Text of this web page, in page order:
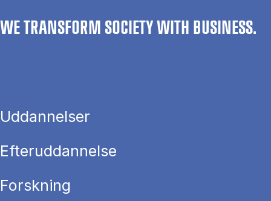
WE TRANSFORM SOCIETY WITH BUSINESS.
Uddannelser
Efteruddannelse
Forskning